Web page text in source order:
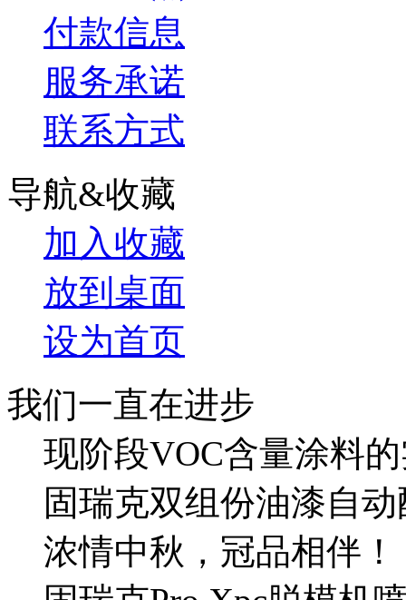
付款信息
服务承诺
联系方式
导航&收藏
加入收藏
放到桌面
设为首页
我们一直在进步
现阶段VOC含量涂料
固瑞克双组份油漆自
浓情中秋，冠品相伴！